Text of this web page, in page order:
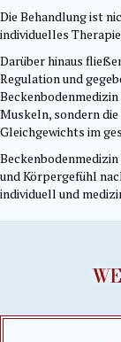
Die Behandlung ist
individuelles
Darüber hinaus
Regulation und
Muskeln, sondern
Gleichgewichts im
und Körpergefühl
individuell und